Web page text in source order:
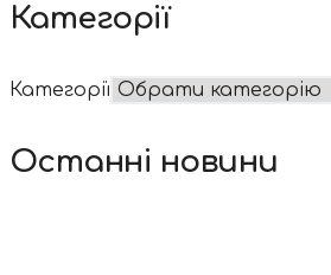
Категорії
Категорії
Останні новини